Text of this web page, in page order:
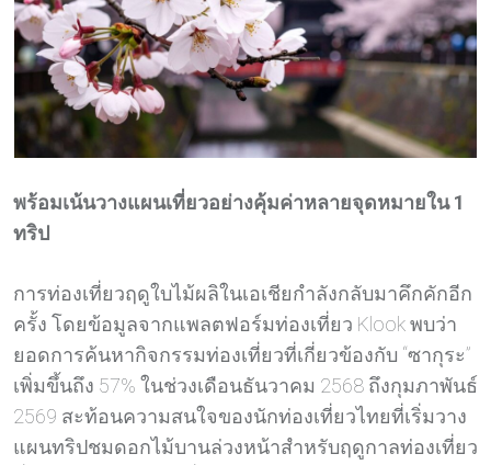
พร้อมเน้นวางแผนเที่ยวอย่างคุ้มค่าหลายจุดหมายใน 1
ทริป
การท่องเที่ยวฤดูใบไม้ผลิในเอเชียกำลังกลับมาคึกคักอีก
ครั้ง โดยข้อมูลจากแพลตฟอร์มท่องเที่ยว Klook พบว่า
ยอดการค้นหากิจกรรมท่องเที่ยวที่เกี่ยวข้องกับ “ซากุระ”
เพิ่มขึ้นถึง 57% ในช่วงเดือนธันวาคม 2568 ถึงกุมภาพันธ์
2569 สะท้อนความสนใจของนักท่องเที่ยวไทยที่เริ่มวาง
แผนทริปชมดอกไม้บานล่วงหน้าสำหรับฤดูกาลท่องเที่ยว